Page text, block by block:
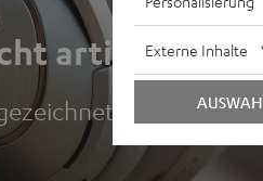
artig. Externe Inhalte